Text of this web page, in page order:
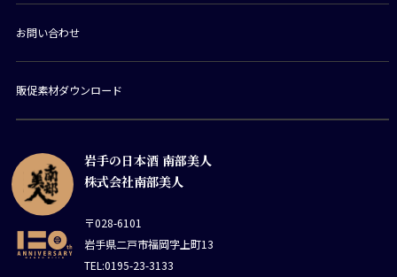
岩手の日本酒 南部美人
株式会社南部美人
〒028-6101
岩手県二戸市福岡字上町13
TEL:0195-23-3133
お問い合わせ
販促素材ダウンロード